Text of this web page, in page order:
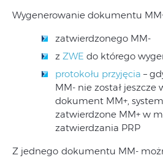
Wygenerowanie dokumentu
zatwierdzonego MM-
z ZWE do którego
protokołu przyjęcia –
MM- nie został jeszcze
dokument MM+,
zatwierdzone MM+ w
zatwierdzania PRP
Z jednego dokumentu MM-